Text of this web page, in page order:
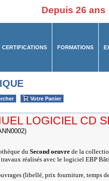
Depuis 26 ans
CERTIFICATIONS FORMATIONS
Votre Panier
LOGICIEL CD
du Second oeuvre de la
réalisés avec le logiciel EBP
(libellé, prix fourniture, temps